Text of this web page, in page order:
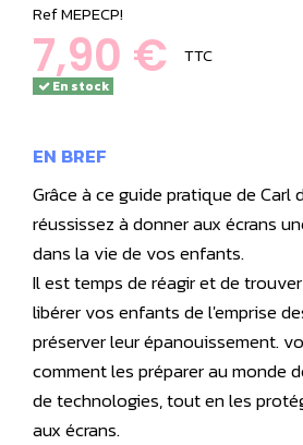
RefMEPECP!
7,90 € TTC
En stock
EN BREF
Grâce à ce guide pratique de Carl
réussissez à donner aux écrans
dans la vie de vos enfants.
Il est temps de réagir et de
libérer vos enfants de l'emprise
préserver leur épanouissement.
comment les préparer au monde
de technologies, tout en les
aux écrans.